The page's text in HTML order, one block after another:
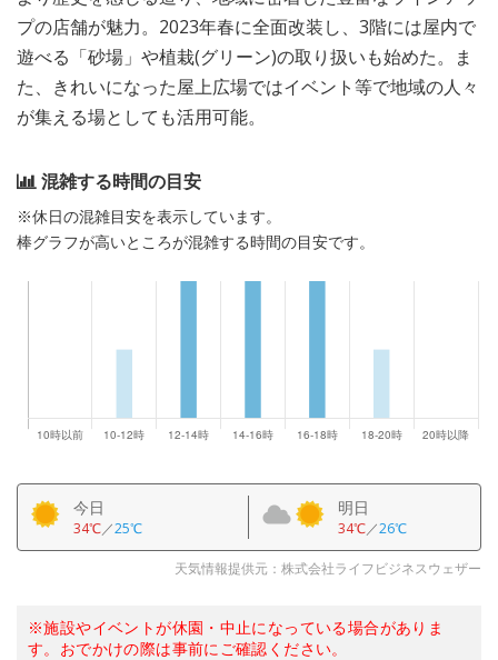
プの店舗が魅力。2023年春に全面改装し、3階には屋内で
遊べる「砂場」や植栽(グリーン)の取り扱いも始めた。ま
た、きれいになった屋上広場ではイベント等で地域の人々
が集える場としても活用可能。
混雑する時間の目安
※休日の混雑目安を表示しています。
棒グラフが高いところが混雑する時間の目安です。
今日
34℃／25℃
明日
34℃／26℃
天気情報提供元：株式会社ライフビジネスウェザー
※施設やイベントが休園・中止になっている場合がありま
す。おでかけの際は事前にご確認ください。